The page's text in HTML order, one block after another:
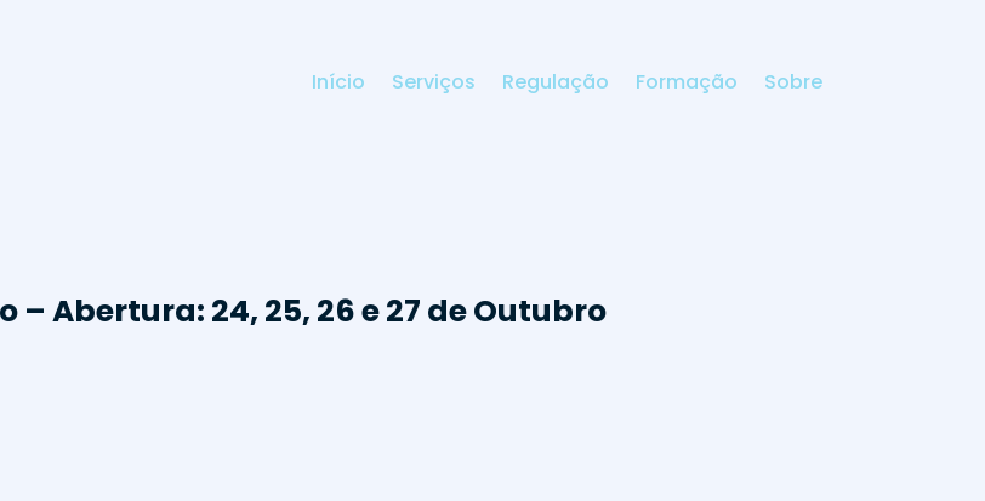
Início Serviços Regulação Formação Sobre
Abertura: 24, 25, 26 e 27 de Outubro